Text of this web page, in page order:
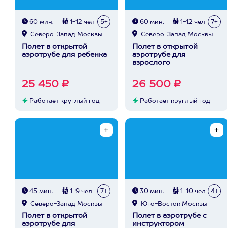
60 мин. 1-12 чел 5+
Северо-Запад Москвы
Полет в открытой
аэротрубе для ребенка
25 450 ₽
Работает круглый год
60 мин. 1-12 чел 7+
Северо-Запад Москвы
Полет в открытой
аэротрубе для
взрослого
26 500 ₽
Работает круглый год
45 мин. 1-9 чел 7+
Северо-Запад Москвы
Полет в открытой
аэротрубе для
30 мин. 1-10 чел 4+
Юго-Восток Москвы
Полет в аэротрубе с
инструктором